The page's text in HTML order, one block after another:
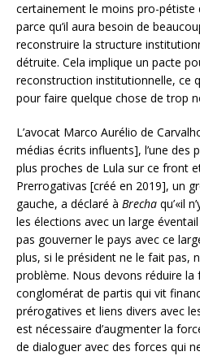
certainement le moins pro-pétiste
parce qu’il aura besoin de
reconstruire la structure
détruite. Cela implique un pacte
reconstruction institutionnelle, ce
pour faire quelque chose de trop
L’avocat Marco Aurélio de
médias écrits influents], l’une des
plus proches de Lula sur ce front
Prerrogativas [créé en 2019], un
gauche, a déclaré à Brecha qu’«il
les élections avec un large éventail
pas gouverner le pays avec ce
plus, si le président ne le fait pas,
problème. Nous devons réduire la
conglomérat de partis qui vit
prérogatives et liens divers avec
est nécessaire d’augmenter la
de dialoguer avec des forces qui